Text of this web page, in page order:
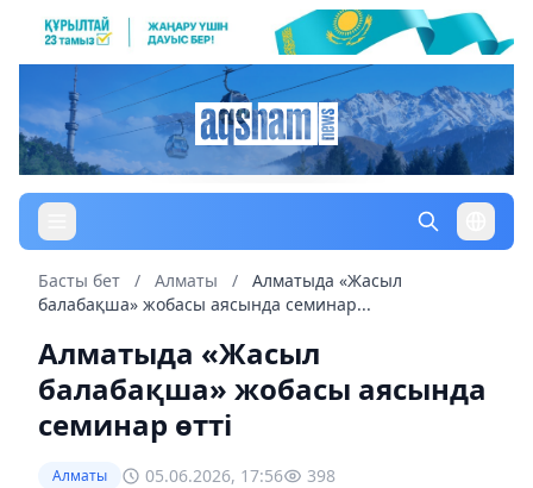
Басты бет / Алматы /
Алматыда «Жасыл
балабақша» жобасы аясында семинар...
Алматыда «Жасыл
балабақша» жобасы аясында
семинар өтті
Алматы 05.06.2026, 17:56 398